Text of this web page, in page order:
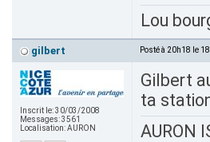
Lou
gilbert Posté à 20h18 le
Inscrit le:30/03/2008
Messages:3561
Localisation:AURON
Gilbert
ta
AURON